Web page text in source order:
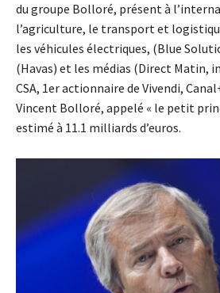
du groupe Bolloré, présent à
l’agriculture, le transport et
les véhicules électriques, (Blue
(Havas) et les médias (Direct Matin,
CSA, 1er actionnaire de Vivendi,
Vincent Bolloré, appelé « le petit
estimé à 11.1 milliards d’euros.